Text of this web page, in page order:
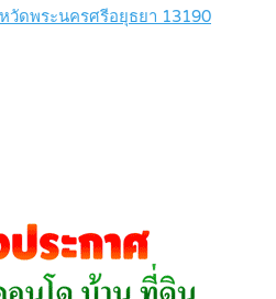
วัดพระนครศรีอยุธยา 13190